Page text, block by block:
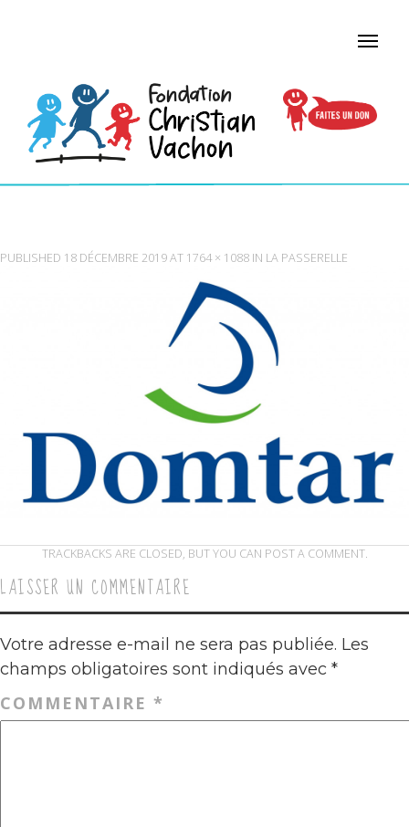
PUBLISHED 18 DÉCEMBRE 2019AT 1764 × 1088 IN LA PASSERELLE
TRACKBACKS ARE CLOSED, BUT YOU CAN POST A COMMENT.
LAISSER UN COMMENTAIRE
Votre adresse e-mail ne sera pas publiée. Les
champs obligatoires sont indiqués avec *
COMMENTAIRE *